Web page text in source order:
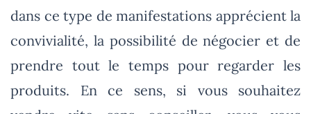
dans ce type de manifestations apprécient la
convivialité, la possibilité de négocier et de
prendre tout le temps pour regarder les
produits. En ce sens, si vous souhaitez